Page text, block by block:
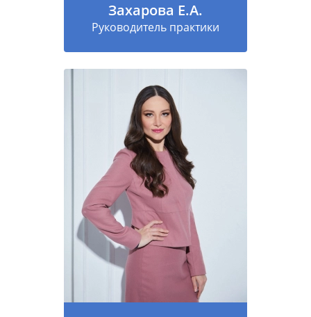
Захарова Е.А.
Руководитель практики